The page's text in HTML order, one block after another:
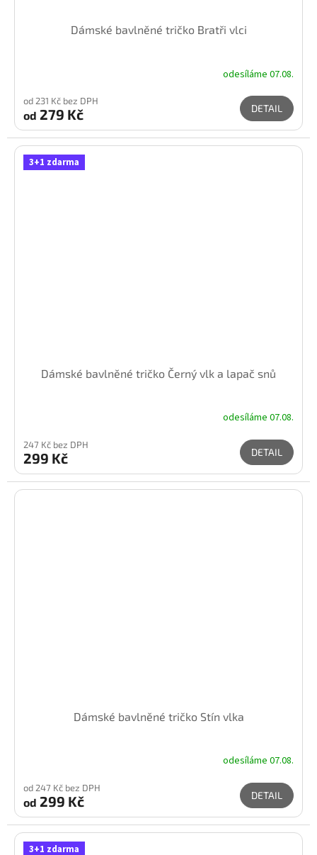
Dámské bavlněné tričko Bratři vlci
odesíláme 07.08.
od 231 Kč bez DPH
od 279 Kč DETAIL
3+1 zdarma
Dámské bavlněné tričko Černý vlk a lapač snů
odesíláme 07.08.
247 Kč bez DPH
299 Kč DETAIL
Dámské bavlněné tričko Stín vlka
odesíláme 07.08.
od 247 Kč bez DPH
od 299 Kč DETAIL
3+1 zdarma